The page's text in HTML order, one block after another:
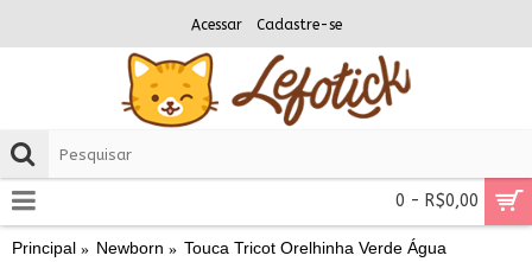
Acessar Cadastre-se
0 - R$0,00
Principal Newborn Touca Tricot Orelhinha Verde Água